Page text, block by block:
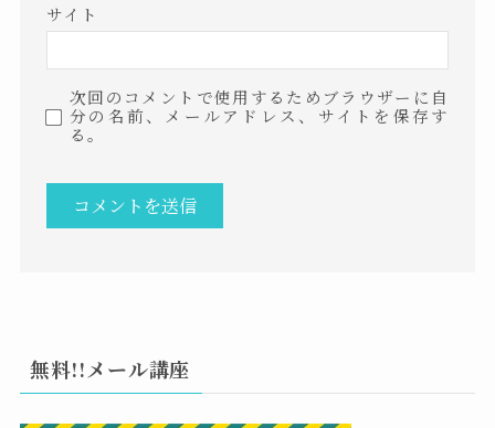
サイト
次回のコメントで使用するためブラウザーに自
分の名前、メールアドレス、サイトを保存す
る。
無料!!メール講座